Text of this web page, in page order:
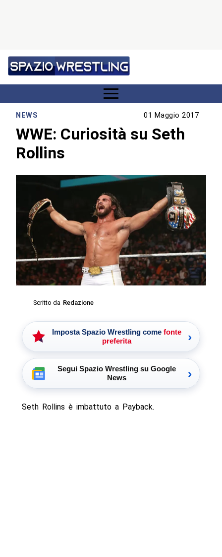
NEWS 01 Maggio 2017
WWE: Curiosità su Seth
Rollins
Scritto da Redazione
Imposta Spazio Wrestling come fonte
preferita
›
Segui Spazio Wrestling su Google
News
›
Seth Rollins è imbattuto a Payback.